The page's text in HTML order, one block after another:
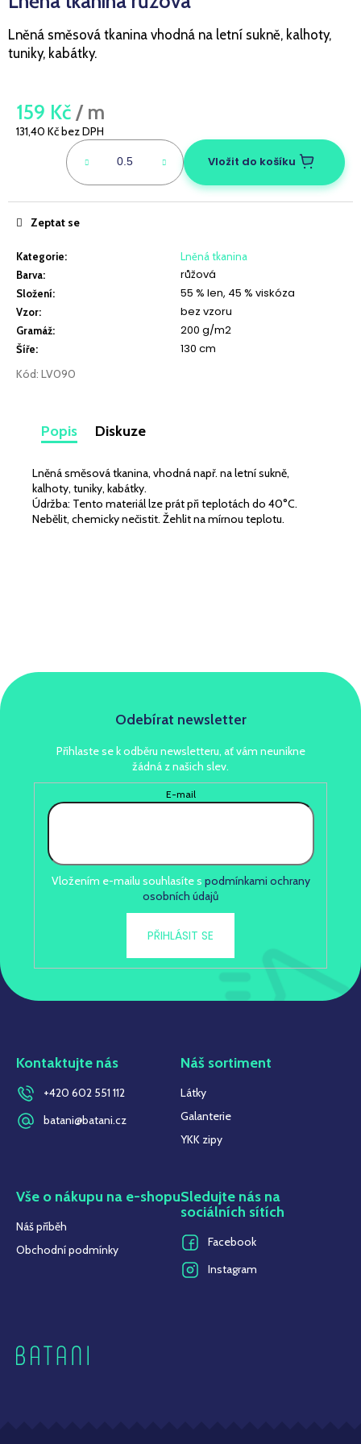
Lněná směsová tkanina vhodná na letní sukně, kalhoty,
tuniky, kabátky.
159 Kč / m
131,40 Kč bez DPH
Vložit do košíku
Kategorie:
Lněná tkanina
Barva: růžová
Složení: 55 % len, 45 % viskóza
Vzor: bez vzoru
Gramáž: 200 g/m2
Šíře: 130 cm
Kód: LV090
Zeptat se
Popis Diskuze
Lněná směsová tkanina, vhodná např. na letní sukně,
kalhoty, tuniky, kabátky.
Údržba: Tento materiál lze prát při teplotách do 40°C.
Nebělit, chemicky nečistit. Žehlit na mírnou teplotu.
j
í
?
HLEDAT
D
o
p
o
r
u
u
VISKÓZOVÝ
ÚPLET
DIGITÁLNÍ
Odebírat newsletter
Přihlaste se k odběru newsletteru, ať vám neunikne
žádná z našich slev.
E-mail
Vložením e-mailu souhlasíte s podmínkami ochrany
osobních údajů
PŘIHLÁSIT SE
Kontaktujte nás
+420 602 551 112
batani@batani.cz
Náš sortiment
Látky
Galanterie
YKK zipy
Vše o nákupu na e-shopu
Náš příběh
Obchodní podmínky
Sledujte nás na
sociálních sítích
Facebook
Instagram